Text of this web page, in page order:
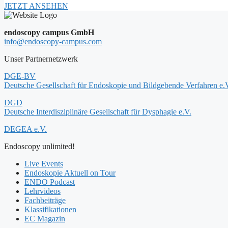
JETZT ANSEHEN
endoscopy campus GmbH
info@endoscopy-campus.com
Unser Partnernetzwerk
DGE-BV
Deutsche Gesellschaft für Endoskopie und Bildgebende Verfahren
DGD
Deutsche Interdisziplinäre Gesellschaft für Dysphagie e.V.
DEGEA e.V.
Endoscopy unlimited!
Live Events
Endoskopie Aktuell on Tour
ENDO Podcast
Lehrvideos
Fachbeiträge
Klassifikationen
EC Magazin